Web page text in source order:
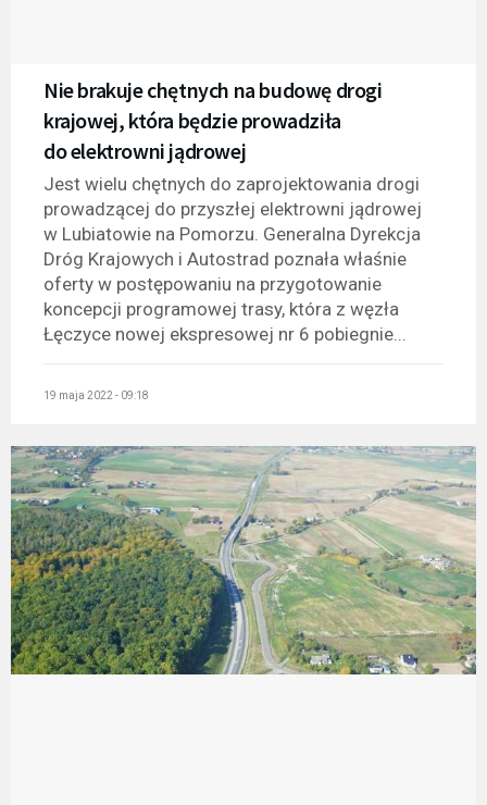
Nie brakuje chętnych na budowę drogi
krajowej, która będzie prowadziła
do elektrowni jądrowej
Jest wielu chętnych do zaprojektowania drogi
prowadzącej do przyszłej elektrowni jądrowej
w Lubiatowie na Pomorzu. Generalna Dyrekcja
Dróg Krajowych i Autostrad poznała właśnie
oferty w postępowaniu na przygotowanie
koncepcji programowej trasy, która z węzła
Łęczyce nowej ekspresowej nr 6 pobiegnie...
19 maja 2022 - 09:18